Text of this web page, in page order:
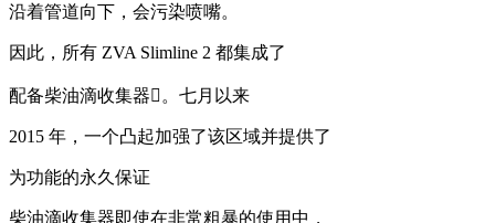
沿着管道向下，会污染喷嘴。
因此，所有 ZVA Slimline 2 都集成了
配备柴油滴收集器。七月以来
2015 年，一个凸起加强了该区域并提供了
为功能的永久保证
柴油滴收集器即使在非常粗暴的使用中，